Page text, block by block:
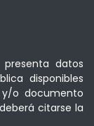
datos
disponibles
o documento
citarse la